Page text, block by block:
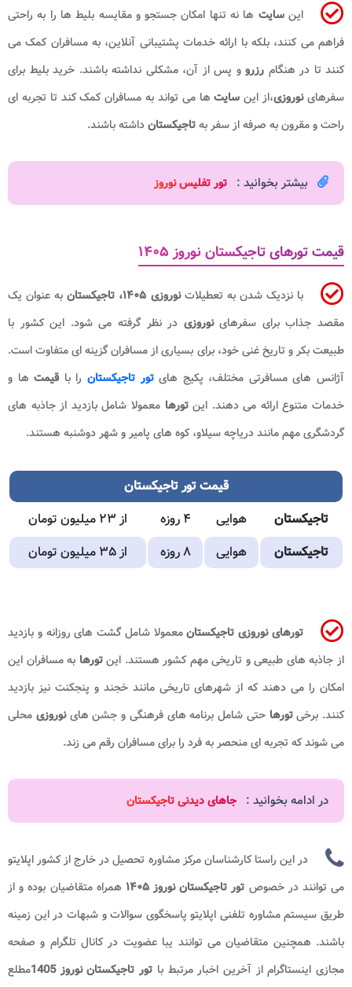
اینسایت ها نه تنها امکان جستجو و مقایسه بلیط ها را به راحتی
فراهم می کنند، بلکه با ارائه خدمات پشتیبانی آنلاین، به مسافران کمک می
کنند تا در هنگام رزروو پس از آن، مشکلی نداشته باشند. خرید بلیط برای
سفرهاینوروزی،از این سایت ها می تواند به مسافران کمک کند تا تجربه ای
راحت و مقرون به صرفه از سفر بهتاجیکستانداشته باشند.
بیشتر بخوانید : تور تفلیس نوروز
قیمت تورهای تاجیکستان نوروز ۱۴۰۵​
با نزدیک شدن به تعطیلاتنوروزی ۱۴۰۵​، تاجیکستان
به عنوان یک
مقصد جذاب برای سفرهاینوروزی در نظر گرفته می شود. این کشور با
طبیعت بکر و تاریخ غنی خود، برای بسیاری از مسافران گزینه ای متفاوت است.
آژانس های مسافرتی مختلف، پکیج هایتور تاجیکستان را باقیمت ها و
خدمات متنوع ارائه می دهند. اینتورهامعمولا شامل بازدید از جاذبه های
گردشگری مهم مانند دریاچه سیلاو، کوه های پامیر و شهر دوشنبه هستند.
قیمت تور تاجیکستان
تاجیکستان
هوایی ۴ روزه
از ۲۳ میلیون تومان
تاجیکستان
هوایی ۸ روزه از ۳۵ میلیون تومان
تورهای نوروزی تاجیکستانمعمولا شامل گشت های روزانه و بازدید
از جاذبه های طبیعی و تاریخی مهم کشور هستند. اینتورها به مسافران این
امکان را می دهند که از شهرهای تاریخی مانند خجند و پنجکنت نیز بازدید
کنند. برخیتورهاحتی شامل برنامه های فرهنگی و جشن هاینوروزی محلی
می شوند که تجربه ای منحصر به فرد را برای مسافران رقم می زند.
در ادامه بخوانید : جاهای دیدنی تاجیکستان
در این راستا کارشناسان مرکز مشاوره تحصیل در خارج از کشور اپلایتو
می توانند در خصوص تور تاجیکستان نوروز۱۴۰۵​ همراه متقاضیان بوده و از
طریق سیستم مشاوره تلفنی اپلایتو پاسخگوی سوالات و شبهات در این زمینه
باشند. همچنین متقاضیان می توانند یبا عضویت در کانال تلگرام و صفحه
مجازی اینستاگرام از آخرین اخبار مرتبط با تور تاجیکستان نوروز 1405
مطلع